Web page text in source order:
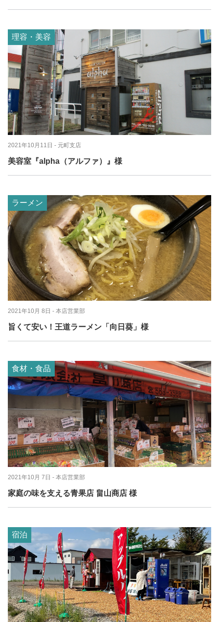
理容・美容
2021年10月11日 - 元町支店
美容室『alpha（アルファ）』様
ラーメン
2021年10月 8日 - 本店営業部
旨くて安い！王道ラーメン「向日葵」様
食材・食品
2021年10月 7日 - 本店営業部
家庭の味を支える青果店 畠山商店 様
宿泊